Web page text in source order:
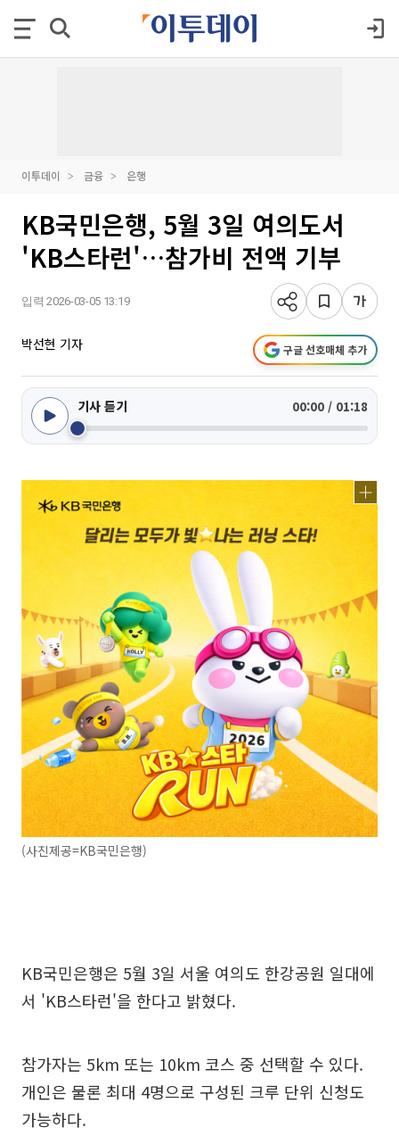
이투데이 금융 은행
KB국민은행, 5월 3일 여의도서
'KB스타런'…참가비 전액 기부
입력 2026-03-05 13:19
박선현 기자 구글 선호매체 추가
기사 듣기 00:00 / 01:18
(사진제공=KB국민은행)
KB국민은행은 5월 3일 서울 여의도 한강공원 일대에
서 'KB스타런'을 한다고 밝혔다.
참가자는 5km 또는 10km 코스 중 선택할 수 있다.
개인은 물론 최대 4명으로 구성된 크루 단위 신청도
가능하다.